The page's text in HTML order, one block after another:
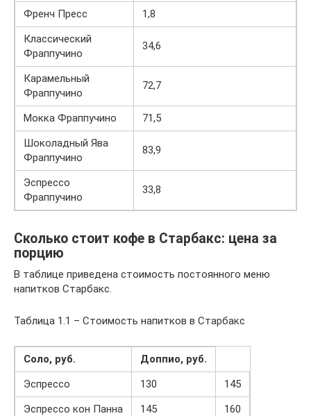
Френч Пресс
1,8
Классический
Фраппучино
34,6
Карамельный
Фраппучино
72,7
Мокка Фраппучино
71,5
Шоколадный Ява
Фраппучино
83,9
Эспрессо
Фраппучино
33,8
Сколько стоит кофе в Старбакс: цена за
порцию
В таблице приведена стоимость постоянного меню
напитков Старбакс.
Таблица 1.1 – Стоимость напитков в Старбакс
Соло, руб.
Доппио, руб.
Эспрессо
130
145
Эспрессо кон Панна
145
160